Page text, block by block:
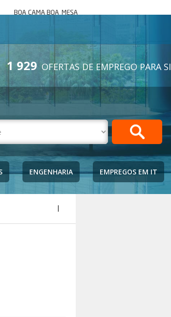
mesa
1 929 OFERTAS DE EMPREGO PARA SI
ENGENHARIA EMPREGOS EM IT
|